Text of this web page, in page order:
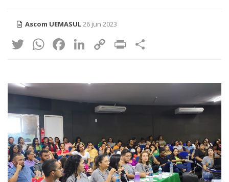
Ascom UEMASUL 26 jun 2023
Twitter
WhatsApp
Facebook
LinkedIn
CopyPrint